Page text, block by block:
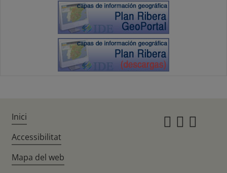
Inici
Accessibilitat
Mapa del web